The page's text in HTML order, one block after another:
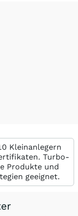
Kleinanlegern
Turbo-
Produkte und
geeignet.